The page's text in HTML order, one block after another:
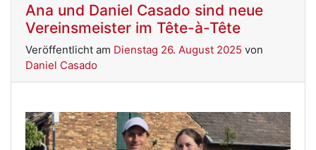
Ana und Daniel Casado sind neue
Vereinsmeister im Tête-à-Tête
Veröffentlicht am Dienstag 26. August 2025 von
Daniel Casado